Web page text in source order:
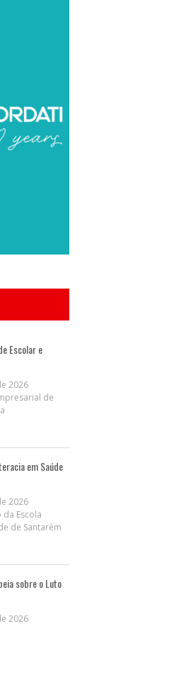
Escolar e
2026
de
em Saúde
2026
Escola
de Santarém
sobre o Luto
2026